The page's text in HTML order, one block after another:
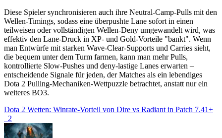
Diese Spieler synchronisieren auch ihre Neutral-Camp-Pulls mit den
Wellen-Timings, sodass eine überpushte Lane sofort in einen
teilweisen oder vollständigen Wellen-Deny umgewandelt wird, was
effektiv den Lane-Druck in XP- und Gold-Vorteile "bankt". Wenn
man Entwürfe mit starken Wave-Clear-Supports und Carries sieht,
die bequem unter dem Turm farmen, kann man mehr Pulls,
kontrollierte Slow-Pushes und deny-lastige Lanes erwarten –
entscheidende Signale für jeden, der Matches als ein lebendiges
Dota 2 Pulling-Mechaniken-Wettpuzzle betrachtet, anstatt nur ein
weiteres BO3.
Dota 2 Wetten: Winrate-Vorteil von Dire vs Radiant in Patch 7.41+
2